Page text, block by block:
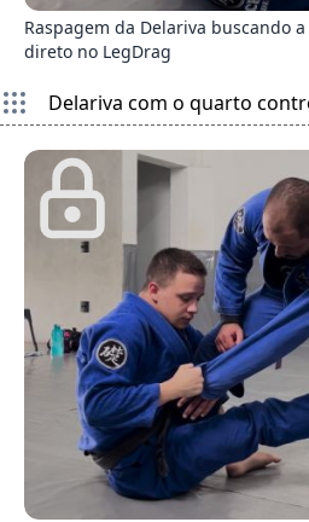
Raspagem da Delariva buscando
direto no LegDrag
Delariva com o quarto